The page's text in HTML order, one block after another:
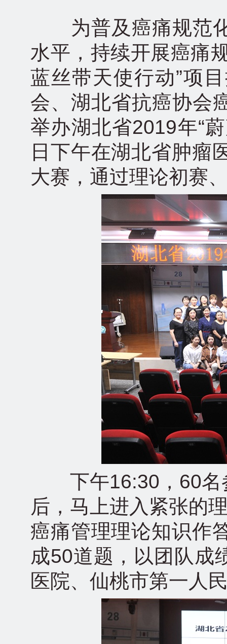
为普及癌痛规范化
水平，持续开展癌痛
蓝丝带天使行动”项
会、湖北省抗癌协会
举办湖北省2019年“
日下午在湖北省肿瘤
大赛，通过理论初赛
下午16:30，60名
后，马上进入紧张的
癌痛管理理论知识作
成50道题，以团队成
医院、仙桃市第一人